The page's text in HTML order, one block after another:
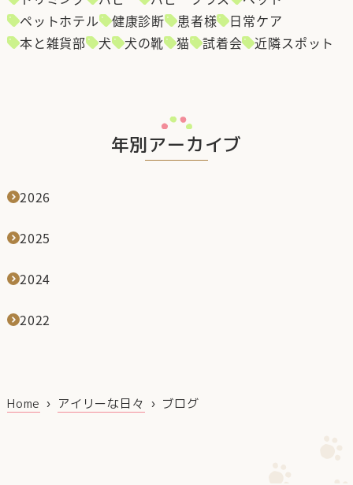
ペットホテル
健康診断 患者様
日常ケア
本と雑貨部
犬 犬の靴 猫 試着会 近隣スポット
年別アーカイブ
2026
2025
2024
2022
Home アイリーな日々 ブログ